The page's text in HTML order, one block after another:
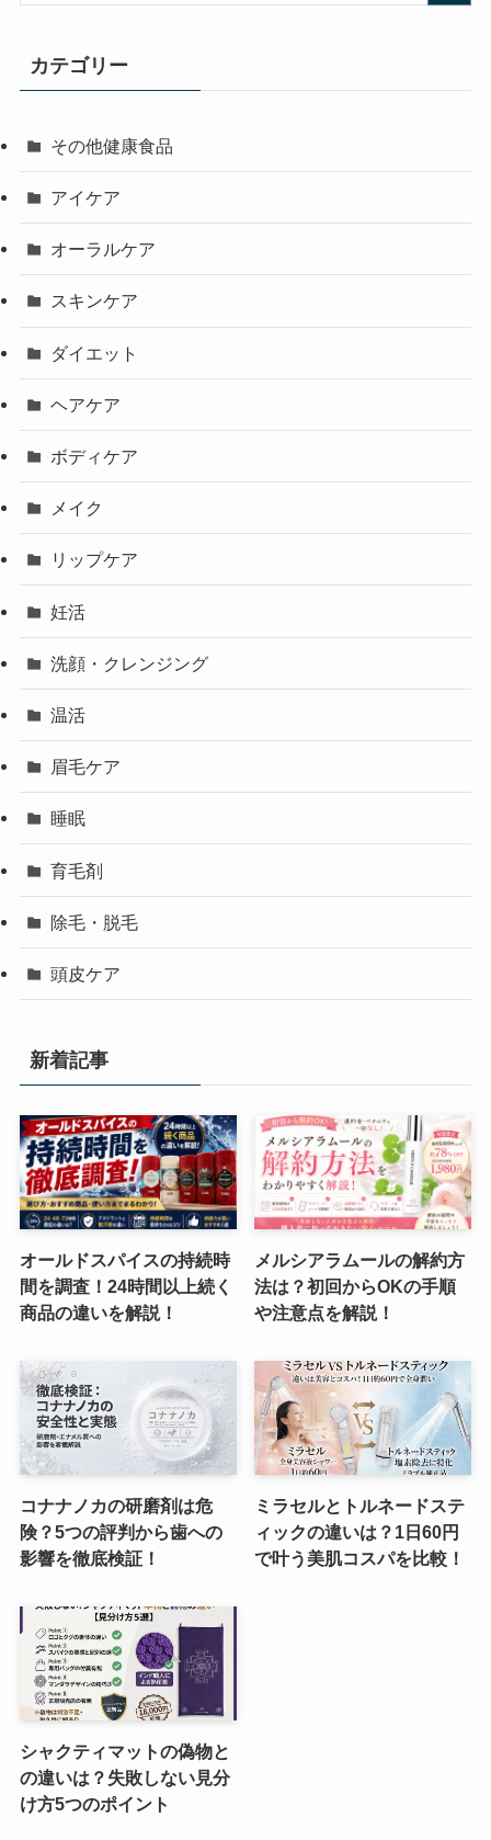
カテゴリー
その他健康食品
アイケア
オーラルケア
スキンケア
ダイエット
ヘアケア
ボディケア
メイク
リップケア
妊活
洗顔・クレンジング
温活
眉毛ケア
睡眠
育毛剤
除毛・脱毛
頭皮ケア
新着記事
オールドスパイスの持続時
間を調査！24時間以上続く
商品の違いを解説！
メルシアラムールの解約方
法は？初回からOKの手順
や注意点を解説！
コナナノカの研磨剤は危
険？5つの評判から歯への
影響を徹底検証！
ミラセルとトルネードステ
ィックの違いは？1日60円
で叶う美肌コスパを比較！
シャクティマットの偽物と
の違いは？失敗しない見分
け方5つのポイント